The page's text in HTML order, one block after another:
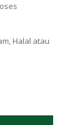
Halal atau